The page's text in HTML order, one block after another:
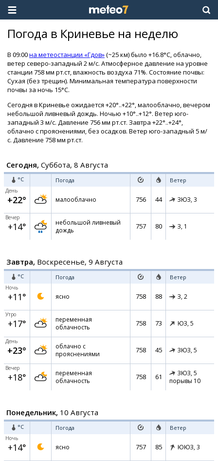
Погода в Криневье на неделю
В 09:00на метеостанции «Гдов»(~25 км) было +16.8°C, облачно,
ветер северо-западный 2 м/с. Атмосферное давление на уровне
станции 758 мм рт.ст, влажность воздуха 71%. Состояние почвы:
Сухая (без трещин). Минимальная температура поверхности
почвы за ночь 15°C.
Сегодня в Криневье ожидается +20°..+22°, малооблачно, вечером
небольшой ливневый дождь. Ночью +10°..+12°. Ветер юго-
западный 3 м/с. Давление 756 мм рт.ст. Завтра +22°..+24°,
облачно с прояснениями, без осадков. Ветер юго-западный 5 м/
с. Давление 758 мм рт.ст.
Сегодня, Суббота, 8 Августа
°C Погода Ветер
День
+22° малооблачно 756 44 ЗЮЗ, 3
Вечер
+14°
небольшой ливневый
дождь
757 80 З, 1
Завтра, Воскресенье, 9 Августа
°C Погода Ветер
Ночь
+11° ясно 758 88 З, 2
Утро
+17°
переменная
облачность
758 73 ЮЗ, 5
День
+23°
облачно с
прояснениями
758 45 ЗЮЗ, 5
Вечер
+18°
переменная
облачность
758 61 ЗЮЗ, 5
порывы 10
Понедельник, 10 Августа
°C Погода Ветер
Ночь
+14° ясно 757 85 ЮЮЗ, 3